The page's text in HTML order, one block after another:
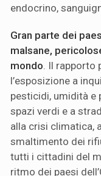
endocrino,
Gran parte dei
malsane,
mondo. Il rapporto
l’esposizione a
pesticidi, umidità e
spazi verdi e a
alla crisi climatica,
smaltimento dei
tutti i cittadini del
ritmo dei paesi